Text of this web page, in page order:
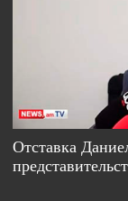
Отставка